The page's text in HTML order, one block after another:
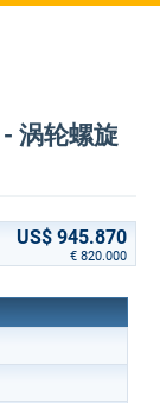
涡轮螺旋
US$ 945.870
€ 820.000